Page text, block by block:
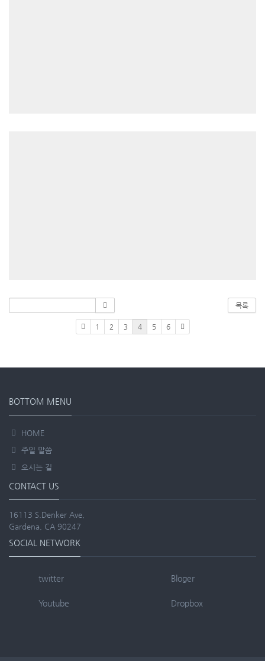
목록
1 2 3 4 5 6
BOTTOM MENU
HOME
주일 말씀
오시는 길
CONTACT US
16113 S.Denker Ave,
Gardena, CA 90247
SOCIAL NETWORK
twitter
Youtube
Bloger
Dropbox